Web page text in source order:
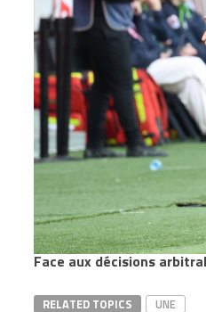
Face aux décisions
RELATED TOPICS UNE